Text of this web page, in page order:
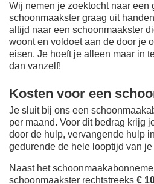
Wij nemen je zoektocht naar een
schoonmaakster graag uit
altijd naar een schoonmaakster
woont en voldoet aan de door je
eisen. Je hoeft je alleen maar in
dan vanzelf!
Kosten voor een
Je sluit bij ons een
per maand. Voor dit bedrag krijg
door de hulp, vervangende hulp
gedurende de hele looptijd van
Naast het
schoonmaakster rechtstreeks €